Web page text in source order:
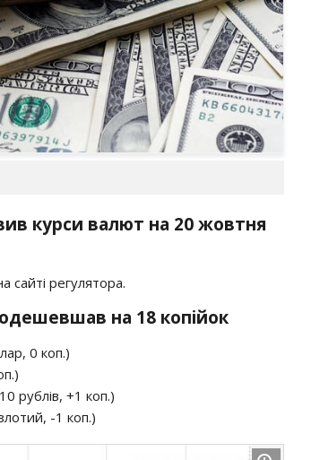
курси валют на 20 жовтня
сайті регулятора.
на 18 копійок
0 коп.)
рублів, +1 коп.)
-1 коп.)